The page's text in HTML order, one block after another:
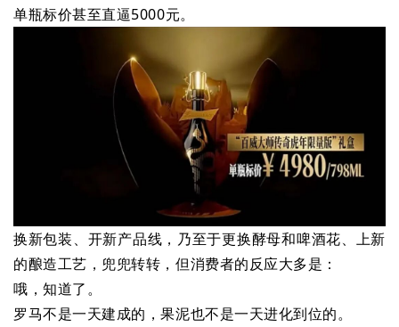
单瓶标价甚至直逼5000元。
换新包装、开新产品线，乃至于更换酵母和啤酒花、上新
的酿造工艺，兜兜转转，但消费者的反应大多是：
哦，知道了。
罗马不是一天建成的，果泥也不是一天进化到位的。